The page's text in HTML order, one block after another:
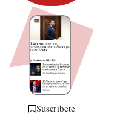
Suscríbete